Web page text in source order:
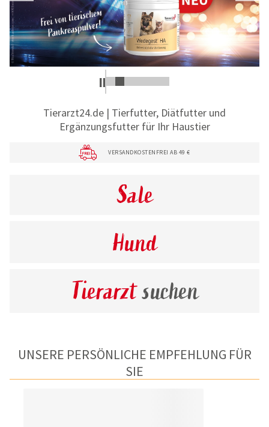
Tierarzt24.de | Tierfutter, Diätfutter und
Ergänzungsfutter für Ihr Haustier
VERSANDKOSTENFREI AB 49 €
Sale
Hund
Tierarztsuchen
UNSERE PERSÖNLICHE EMPFEHLUNG FÜR
SIE